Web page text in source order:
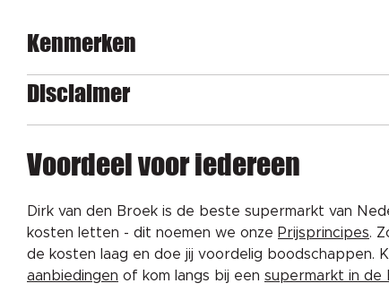
Kenmerken
Disclaimer
Voordeel voor iedereen
Dirk van den Broek is de beste supermarkt van
kosten letten - dit noemen we onze Prijsprincipes.
de kosten laag en doe jij voordelig boodschappen.
aanbiedingen of kom langs bij een supermarkt in de